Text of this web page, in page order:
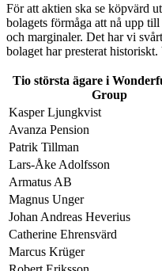
För att aktien ska se köpvärd
bolagets förmåga att nå upp
och marginaler. Det har vi
bolaget har presterat
Tio största ägare i
Group
Kasper Ljungkvist
Avanza Pension
Patrik Tillman
Lars-Åke Adolfsson
Armatus AB
Magnus Unger
Johan Andreas Heverius
Catherine Ehrensvärd
Marcus Krüger